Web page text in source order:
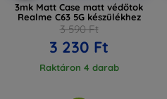
3mk Matt Case matt védőtok
Realme C63 5G készülékhez
3 590 Ft
3 230 Ft
Raktáron 4 darab